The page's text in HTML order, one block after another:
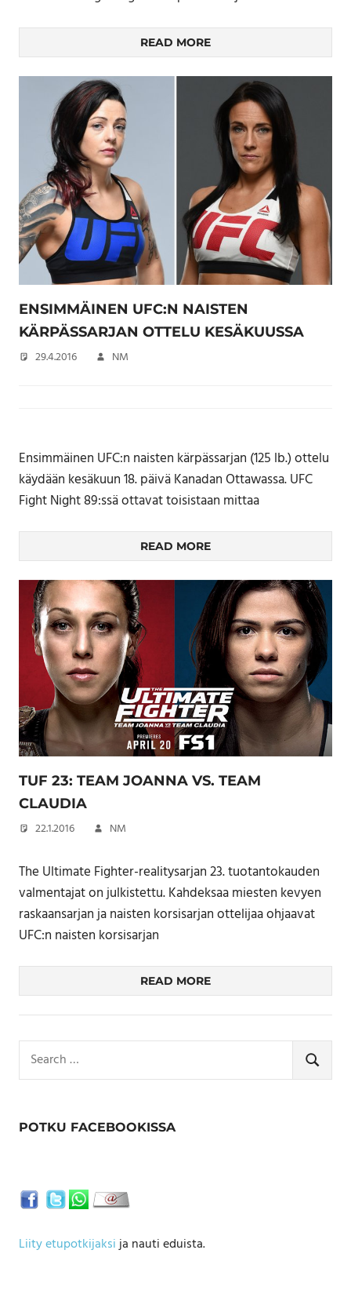
READ MORE
ENSIMMÄINEN UFC:N NAISTEN
KÄRPÄSSARJAN OTTELU KESÄKUUSSA
29.4.2016 NM
Ensimmäinen UFC:n naisten kärpässarjan (125 lb.) ottelu
käydään kesäkuun 18. päivä Kanadan Ottawassa. UFC
Fight Night 89:ssä ottavat toisistaan mittaa
READ MORE
TUF 23: TEAM JOANNA VS. TEAM
CLAUDIA
22.1.2016 NM
The Ultimate Fighter-realitysarjan 23. tuotantokauden
valmentajat on julkistettu. Kahdeksaa miesten kevyen
raskaansarjan ja naisten korsisarjan ottelijaa ohjaavat
UFC:n naisten korsisarjan
READ MORE
for:
SEARCH
POTKU FACEBOOKISSA
Liity etupotkijaksija nauti eduista.